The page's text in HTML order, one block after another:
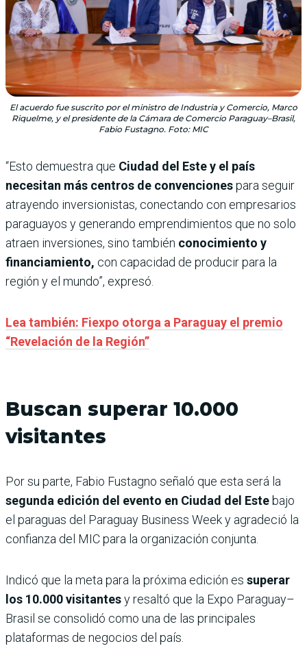
El acuerdo fue suscrito por el ministro de Industria y Comercio, Marco
Riquelme, y el presidente de la Cámara de Comercio Paraguay–Brasil,
Fabio Fustagno. Foto: MIC
“Esto demuestra que Ciudad del Este y el país
necesitan más centros de convencionespara seguir
atrayendo inversionistas, conectando con empresarios
paraguayos y generando emprendimientos que no solo
atraen inversiones, sino también conocimiento y
financiamiento, con capacidad de producir para la
región y el mundo”, expresó.
Lea también: Fiexpo otorga a Paraguay el premio
“Revelación de la Región”
Buscan superar 10.000
visitantes
Por su parte, Fabio Fustagno señaló que esta será la
segunda edición del evento en Ciudad del Este bajo
el paraguas del Paraguay Business Week y agradeció la
confianza del MIC para la organización conjunta.
Indicó que la meta para la próxima edición es superar
los 10.000 visitantesy resaltó que la Expo Paraguay–
Brasil se consolidó como una de las principales
plataformas de negocios del país.